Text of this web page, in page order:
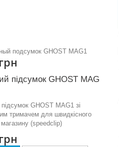
підсумок GHOST MAG
підсумок GHOST MAG1 зі
тримачем для швидкісного
магазину (speedclip)